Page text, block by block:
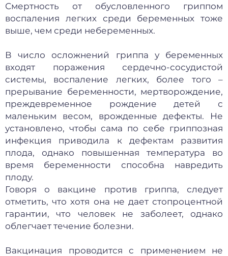
Смертность от обусловленного гриппом
воспаления легких среди беременных тоже
выше, чем среди небеременных.
В число осложнений гриппа у беременных
входят поражения сердечно-сосудистой
системы, воспаление легких, более того –
прерывание беременности, мертворождение,
преждевременное рождение детей с
маленьким весом, врожденные дефекты. Не
установлено, чтобы сама по себе гриппозная
инфекция приводила к дефектам развития
плода, однако повышенная температура во
время беременности способна навредить
плоду.
Говоря о вакцине против гриппа, следует
отметить, что хотя она не дает стопроцентной
гарантии, что человек не заболеет, однако
облегчает течение болезни.
Вакцинация проводится с применением не